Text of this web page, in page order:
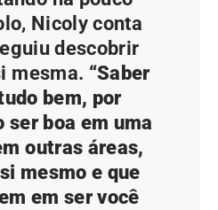
Nicoly conta
descobrir
mesma. “Saber
bem, por
ser boa em uma
outras áreas,
mesmo e que
em ser você